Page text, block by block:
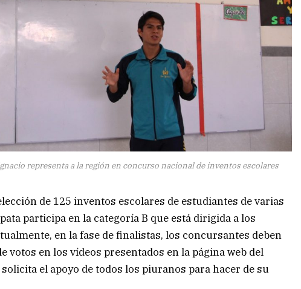
representa a la región en concurso nacional de inventos escolares
de 125 inventos escolares de estudiantes de varias
participa en la categoría B que está dirigida a los
en la fase de finalistas, los concursantes deben
votos en los vídeos presentados en la página web del
el apoyo de todos los piuranos para hacer de su